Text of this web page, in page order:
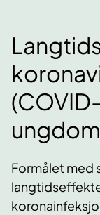
Formålet med